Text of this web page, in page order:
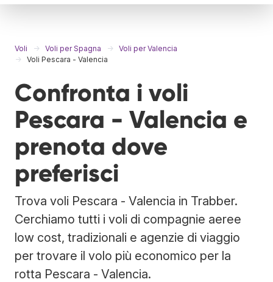
Voli Voli per Spagna
Voli per Valencia
Voli Pescara - Valencia
Confronta i voli
Pescara - Valencia e
prenota dove
preferisci
Trova voli Pescara - Valencia in Trabber.
Cerchiamo tutti i voli di compagnie aeree
low cost, tradizionali e agenzie di viaggio
per trovare il volo più economico per la
rotta Pescara - Valencia.